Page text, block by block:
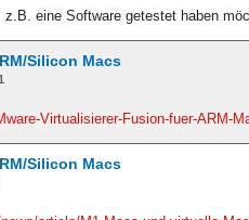
eine Software getestet haben
Silicon Macs
Virtualisierer-Fusion-fuer-ARM-
Silicon Macs